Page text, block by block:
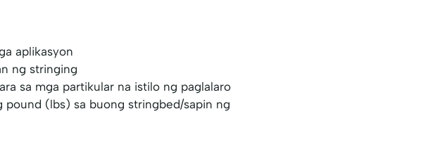
aplikasyon
ng stringing
sa mga partikular na istilo ng paglalaro
pound (lbs) sa buong stringbed/sapin ng